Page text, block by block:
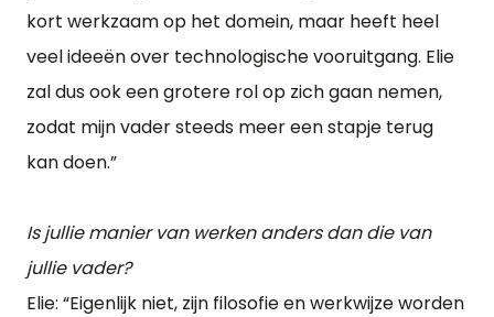
kort werkzaam op het domein, maar heeft heel
veel ideeën over technologische vooruitgang. Elie
zal dus ook een grotere rol op zich gaan nemen,
zodat mijn vader steeds meer een stapje terug
kan doen.”
Is jullie manier van werken anders dan die van
jullie vader?
Elie: “Eigenlijk niet, zijn filosofie en werkwijze worden